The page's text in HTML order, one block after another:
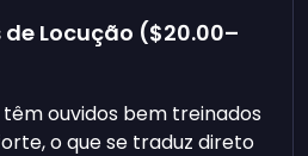
de Locução ($20.00–
ouvidos bem treinados
o que se traduz direto